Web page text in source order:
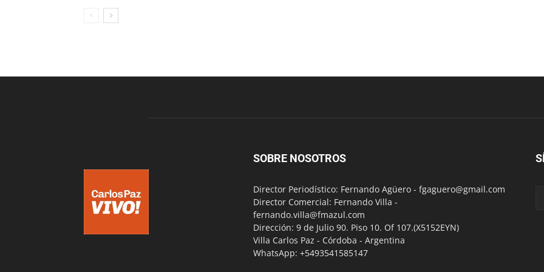
SOBRE NOSOTROS
Director Periodístico: Fernando Agüero - fgaguero@gmail.com
Director Comercial: Fernando Villa -
fernando.villa@fmazul.com
Dirección: 9 de Julio 90. Piso 10. Of 107.(X5152EYN)
Villa Carlos Paz - Córdoba - Argentina
WhatsApp: +5493541585147